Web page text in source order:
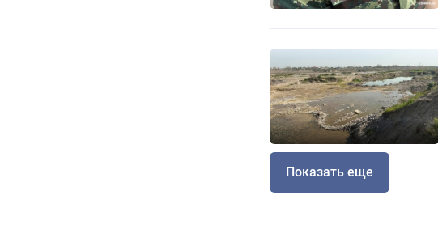
Показать еще